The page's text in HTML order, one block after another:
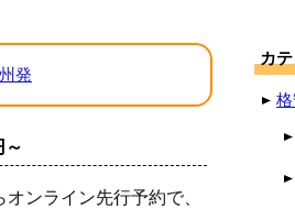
発
～
ンライン先行予約で、
カ